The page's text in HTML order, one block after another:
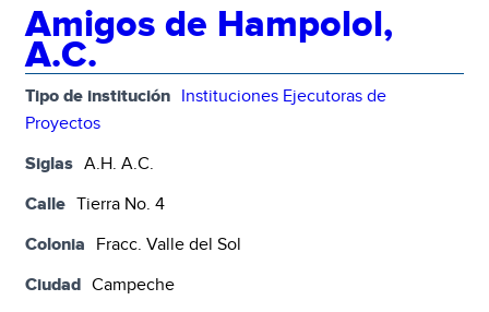
Amigos de Hampolol,
A.C.
Tipo de institución Instituciones Ejecutoras de
Proyectos
Siglas A.H. A.C.
Calle Tierra No. 4
Colonia Fracc. Valle del Sol
Ciudad Campeche